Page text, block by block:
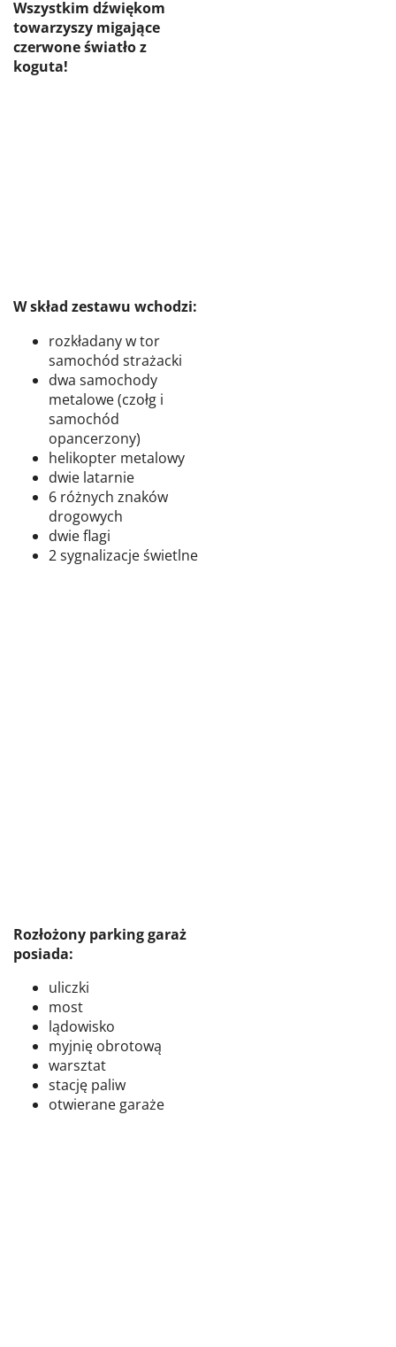
Wszystkim dźwiękom
towarzyszy migające
czerwone światło z
koguta!
W skład zestawu wchodzi:
rozkładany w tor
samochód strażacki
dwa samochody
metalowe (czołg i
samochód
opancerzony)
helikopter metalowy
dwie latarnie
6 różnych znaków
drogowych
dwie flagi
2 sygnalizacje świetlne
Rozłożony parking garaż
posiada:
uliczki
most
lądowisko
myjnię obrotową
warsztat
stację paliw
otwierane garaże